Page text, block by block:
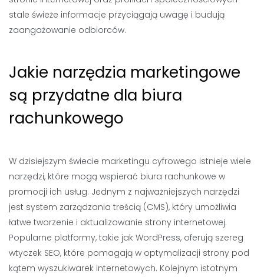
stale świeże informacje przyciągają uwagę i budują
zaangażowanie odbiorców.
Jakie narzędzia marketingowe
są przydatne dla biura
rachunkowego
W dzisiejszym świecie marketingu cyfrowego istnieje wiele
narzędzi, które mogą wspierać biura rachunkowe w
promocji ich usług. Jednym z najważniejszych narzędzi
jest system zarządzania treścią (CMS), który umożliwia
łatwe tworzenie i aktualizowanie strony internetowej.
Popularne platformy, takie jak WordPress, oferują szereg
wtyczek SEO, które pomagają w optymalizacji strony pod
kątem wyszukiwarek internetowych. Kolejnym istotnym